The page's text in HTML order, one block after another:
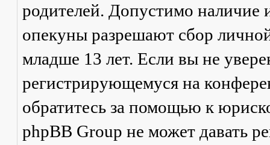
родителей. Допустимо наличие
опекуны разрешают сбор
младше 13 лет. Если вы не
регистрирующемуся на
обратитесь за помощью к
phpBB Group не может давать